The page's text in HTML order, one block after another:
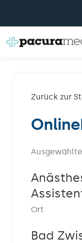
springen
Für Einrichtungen
Karriere
Über uns
Kontakt
Zurück zur
Ort
Bad